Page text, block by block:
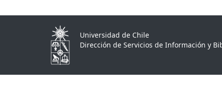
Universidad de Chile
Dirección de Servicios de Información y